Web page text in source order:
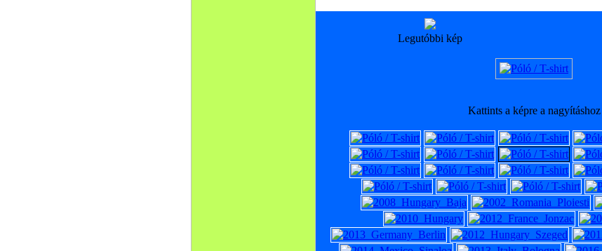
Legutóbbi kép
Kattints a képre a nagyításhoz